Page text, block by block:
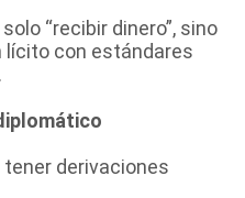
“recibir dinero”, sino
lícito con estándares
derivaciones